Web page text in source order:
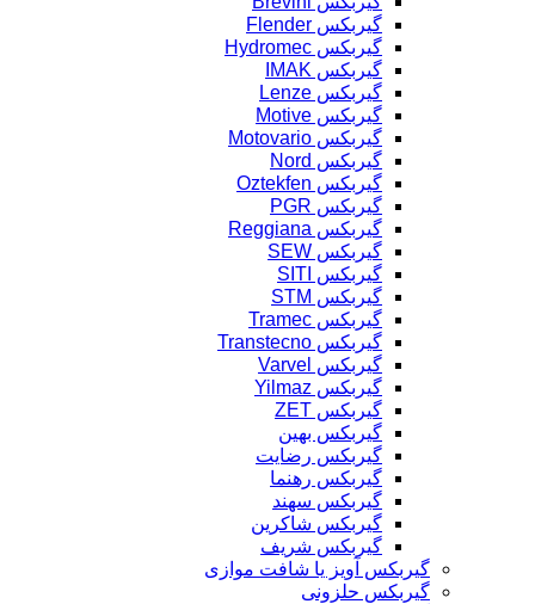
گیربکس Flender
گیربکس Hydromec
گیربکس IMAK
گیربکس Lenze
گیربکس Motive
گیربکس Motovario
گیربکس Nord
گیربکس Oztekfen
گیربکس PGR
گیربکس Reggiana
گیربکس SEW
گیربکس SITI
گیربکس STM
گیربکس Tramec
گیربکس Transtecno
گیربکس Varvel
گیربکس Yilmaz
گیربکس ZET
گیربکس بهین
گیربکس رضایت
گیربکس رهنما
گیربکس سهند
گیربکس شاکرین
گیربکس شریف
گیربکس آویز یا شافت موازی
گیربکس حلزونی